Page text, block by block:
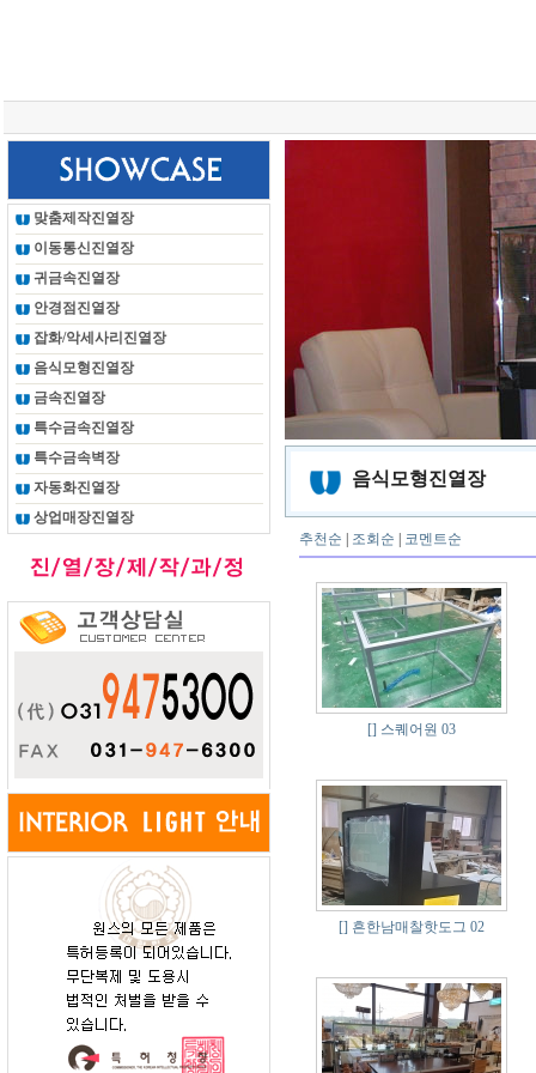
맞춤제작진열장
이동통신진열장
귀금속진열장
안경점진열장
잡화/악세사리진열장
음식모형진열장
금속진열장
특수금속진열장
특수금속벽장
자동화진열장
상업매장진열장
음식모형진열장
추천순 조회순 코멘트순
[] 스퀘어원 03
[] 흔한남매찰핫도그 02